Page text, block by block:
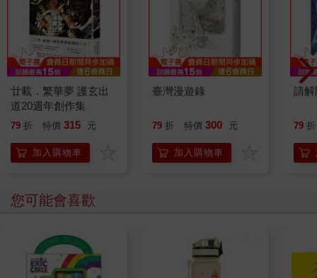
廿載．繁華夢 護玄出
道20週年創作集
79 折 特價 315 元
加入購物車
臺灣漫遊錄
79 折 特價 300 元
加入購物車
請解
79 折
您可能會喜歡